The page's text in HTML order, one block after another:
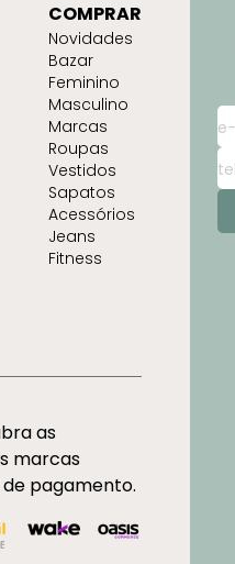
COMPRAR
Novidades
Bazar
Feminino
Masculino
Marcas
Roupas
Vestidos
Sapatos
Acessórios
Jeans
Fitness
as
marcas
pagamento.